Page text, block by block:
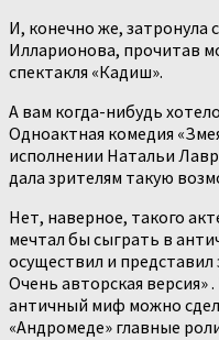
И, конечно же, затронула
Илларионова, прочитав
спектакля «Кадиш».
А вам когда-нибудь
Одноактная комедия
исполнении Натальи
дала зрителям такую
Нет, наверное, такого
мечтал бы сыграть в
осуществил и представил
Очень авторская
античный миф можно
«Андромеде» главные